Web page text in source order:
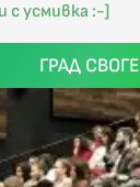
с усмивка :-]
ГРАД СВОГЕ